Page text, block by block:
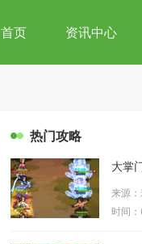
首页 资讯中心
热门攻略
大掌
来源
时间